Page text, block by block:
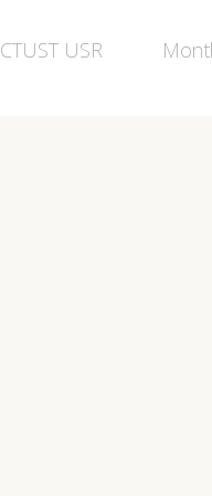
CTUST USR